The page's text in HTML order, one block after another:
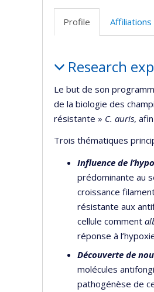
Profile
Research
Le but de son
de la biologie des
résistante » C. auris,
Trois thématiques
Influence de
prédominante au
croissance
résistante aux
cellule comment
réponse à
Découverte de
molécules
pathogénèse de